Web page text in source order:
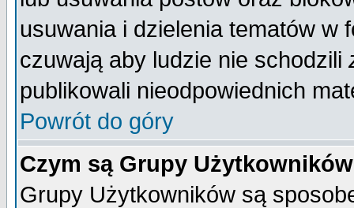
usuwania i dzielenia tematów w
czuwają aby ludzie nie schodzili
publikowali nieodpowiednich
Powrót do góry
Czym są Grupy
Grupy Użytkowników są